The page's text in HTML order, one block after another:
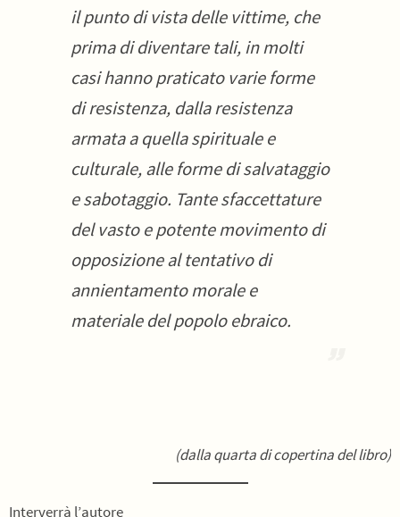
il punto di vista delle vittime, che
prima di diventare tali, in molti
casi hanno praticato varie forme
di resistenza, dalla resistenza
armata a quella spirituale e
culturale, alle forme di salvataggio
e sabotaggio. Tante sfaccettature
del vasto e potente movimento di
opposizione al tentativo di
annientamento morale e
materiale del popolo ebraico.
(dalla quarta di copertina del libro)
Interverrà l’autore